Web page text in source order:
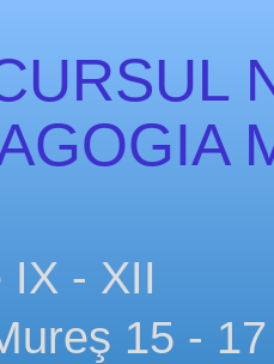
IX - XII
15 -